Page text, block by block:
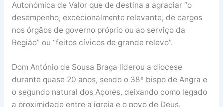
Autonómica de Valor que de destina a agraciar “o
desempenho, excecionalmente relevante, de cargos
nos órgãos de governo próprio ou ao serviço da
Região” ou “feitos cívicos de grande relevo”.
Dom António de Sousa Braga liderou a diocese
durante quase 20 anos, sendo o 38º bispo de Angra e
o segundo natural dos Açores, deixando como legado
a proximidade entre a igreja e o povo de Deus.